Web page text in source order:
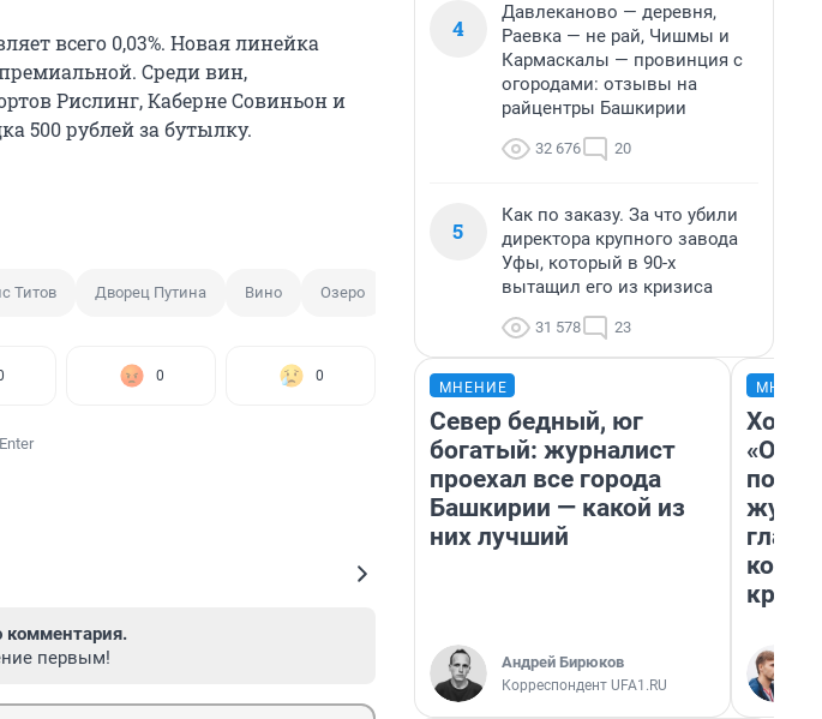
всего 0,03%. Новая линейка
Среди вин,
Рислинг, Каберне Совиньон и
500 рублей за бутылку.
Титов Дворец Путина Вино Озеро
0 0
комментария.
первым!
4
Давлеканово — деревня,
Раевка — не рай, Чишмы и
Кармаскалы — провинция с
огородами: отзывы на
райцентры Башкирии
32 676 20
5
Как по заказу. За что убили
директора крупного завода
Уфы, который в 90-х
вытащил его из кризиса
31 578 23
МНЕНИЕ
Север бедный, юг
богатый: журналист
проехал все города
Башкирии — какой из
них лучший
Андрей Бирюков
Корреспондент UFA1.RU
Хоть